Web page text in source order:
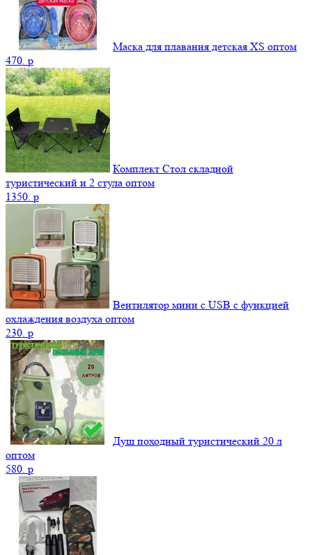
Маска для плавания детская XS оптом
470. p
Комплект Стол складной
туристический и 2 стула оптом
1350. p
Вентилятор мини с USB с функцией
охлаждения воздуха оптом
230. p
Душ походный туристический 20 л
оптом
580. p